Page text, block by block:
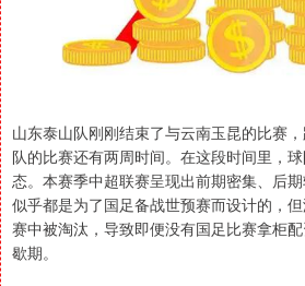
山东泰山队刚刚结束了与云南玉昆的比赛
队的比赛还有两周时间。在这段时间里，
态。本赛季中超联赛呈现出前期密集、后
似乎都是为了国足备战世预赛而设计的，
赛中被淘汰，导致即便没有国足比赛拿柜
歇期。